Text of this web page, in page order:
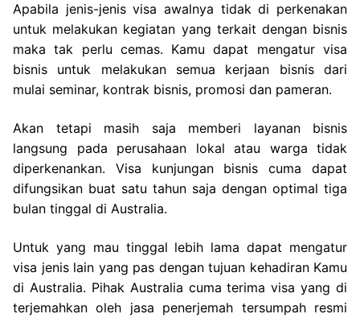
Apabila jenis-jenis visa awalnya tidak di perkenakan
untuk melakukan kegiatan yang terkait dengan bisnis
maka tak perlu cemas. Kamu dapat mengatur visa
bisnis untuk melakukan semua kerjaan bisnis dari
mulai seminar, kontrak bisnis, promosi dan pameran.
Akan tetapi masih saja memberi layanan bisnis
langsung pada perusahaan lokal atau warga tidak
diperkenankan. Visa kunjungan bisnis cuma dapat
difungsikan buat satu tahun saja dengan optimal tiga
bulan tinggal di Australia.
Untuk yang mau tinggal lebih lama dapat mengatur
visa jenis lain yang pas dengan tujuan kehadiran Kamu
di Australia. Pihak Australia cuma terima visa yang di
terjemahkan oleh jasa penerjemah tersumpah resmi